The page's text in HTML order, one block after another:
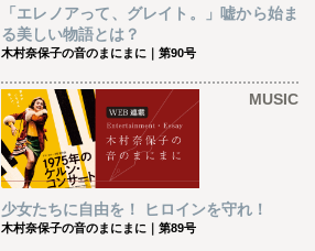
「エレノアって、グレイト。」嘘から始ま
る美しい物語とは？
木村奈保子の音のまにまに｜第90号
MUSIC
少女たちに自由を！ ヒロインを守れ！
木村奈保子の音のまにまに｜第89号